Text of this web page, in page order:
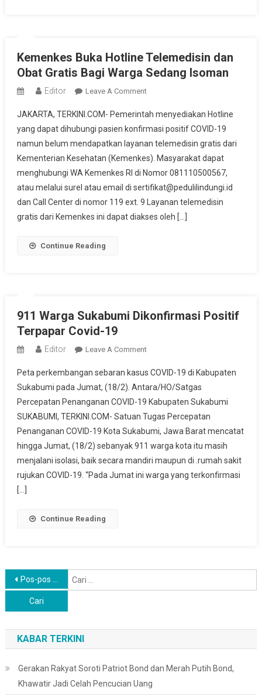
Kemenkes Buka Hotline Telemedisin dan
Obat Gratis Bagi Warga Sedang Isoman
Editor Leave A CommentOn
Buka
Hotline
Telemedisin
Dan
Obat
Gratis
Bagi
Warga
JAKARTA, TERKINI.COM- Pemerintah menyediakan Hotline
yang dapat dihubungi pasien konfirmasi positif COVID-19
namun belum mendapatkan layanan telemedisin gratis dari
Kementerian Kesehatan (Kemenkes). Masyarakat dapat
menghubungi WA Kemenkes RI di Nomor 081110500567,
atau melalui surel atau email di sertifikat@pedulilindungi.id
dan Call Center di nomor 119 ext. 9 Layanan telemedisin
gratis dari Kemenkes ini dapat diakses oleh […]
Continue Reading
911 Warga Sukabumi Dikonfirmasi Positif
Terpapar Covid-19
Editor Leave A CommentOn
Warga
Sukabumi
Dikonfirmasi
Positif
Terpapar
Covid-
19
Peta perkembangan sebaran kasus COVID-19 di Kabupaten
Sukabumi pada Jumat, (18/2). Antara/HO/Satgas
Percepatan Penanganan COVID-19 Kabupaten Sukabumi
SUKABUMI, TERKINI.COM- Satuan Tugas Percepatan
Penanganan COVID-19 Kota Sukabumi, Jawa Barat mencatat
hingga Jumat, (18/2) sebanyak 911 warga kota itu masih
menjalani isolasi, baik secara mandiri maupun di .rumah sakit
rujukan COVID-19. “Pada Jumat ini warga yang terkonfirmasi
[…]
Continue Reading
Navigasi
pos
Pos-pos lama
KABAR TERKINI
Gerakan Rakyat Soroti Patriot Bond dan Merah Putih Bond,
Khawatir Jadi Celah Pencucian Uang